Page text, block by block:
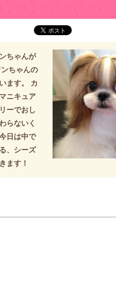
ちゃんが
ちゃんの
ます。 カ
ニキュア
ーでおし
らないく
日は中で
、シーズ
ます！